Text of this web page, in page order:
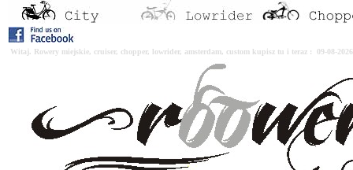
Witaj. Rowery miejskie, cruiser, chopper, lowrider, amsterdam, custom kupisz tu i teraz : 09-08-